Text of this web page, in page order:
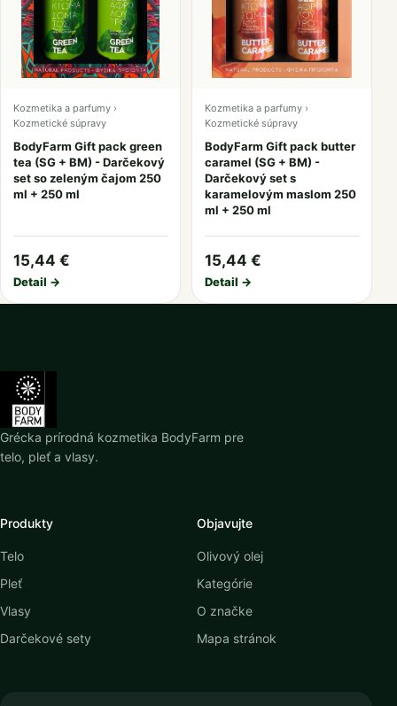
Kozmetika a parfumy ›
Kozmetické súpravy
BodyFarm Gift pack green
tea (SG + BM) - Darčekový
set so zeleným čajom 250
ml + 250 ml
15,44 €
Detail →
Kozmetika a parfumy ›
Kozmetické súpravy
BodyFarm Gift pack butter
caramel (SG + BM) -
Darčekový set s
karamelovým maslom 250
ml + 250 ml
15,44 €
Detail →
Grécka prírodná kozmetika BodyFarm pre
telo, pleť a vlasy.
Produkty
Telo
Pleť
Vlasy
Darčekové sety
Objavujte
Olivový olej
Kategórie
O značke
Mapa stránok